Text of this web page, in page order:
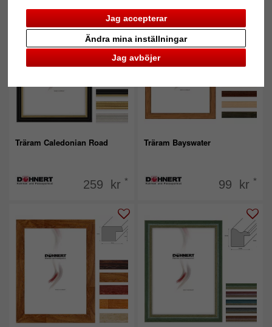
Jag accepterar
Jag avböjer
Ändra mina inställningar
Träram Caledonian Road
259 kr *
Träram Bayswater
99 kr *